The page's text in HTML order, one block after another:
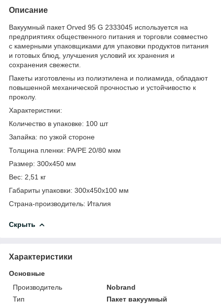
Описание
Вакуумный пакет Orved 95 G 2333045 используется на
предприятиях общественного питания и торговли совместно
с камерными упаковщиками для упаковки продуктов питания
и готовых блюд, улучшения условий их хранения и
сохранения свежести.
Пакеты изготовлены из полиэтилена и полиамида, обладают
повышенной механической прочностью и устойчивостю к
проколу.
Характеристики:
Количество в упаковке: 100 шт
Запайка: по узкой стороне
Толщина пленки: PA/PE 20/80 мкм
Размер: 300х450 мм
Вес: 2,51 кг
Габариты упаковки: 300х450х100 мм
Страна-производитель: Италия
Скрыть
Характеристики
Основные
Производитель
Nobrand
Тип
Пакет вакуумный